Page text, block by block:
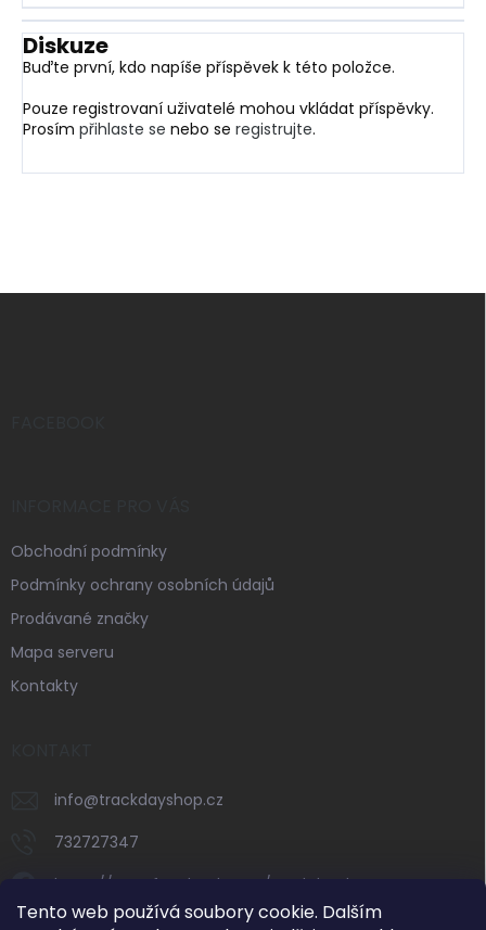
Tento web používá soubory cookie. Dalším
Diskuze
Buďte první, kdo napíše příspěvek k této položce.
Pouze registrovaní uživatelé mohou vkládat příspěvky.
Prosím přihlaste se nebo se registrujte.
Obchodní podmínky
Podmínky ochrany osobních údajů
Prodávané značky
Mapa serveru
Kontakty
info@trackdayshop.cz
732727347
https://www.facebook.com/trackdayshop